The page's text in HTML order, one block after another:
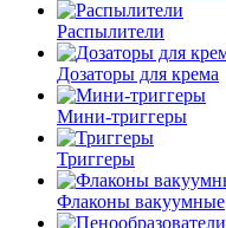
Распылители
Дозаторы для крема
Мини-триггеры
Триггеры
Флаконы вакуумные